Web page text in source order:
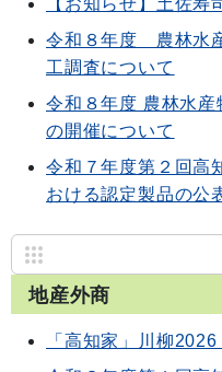
【お知らせ】土佐
令和８年度 農林水
工調査について
令和８年度 農林水
の開催について
令和７年度第２回高
おける認定製品の公
地産外商
「高知家」川柳